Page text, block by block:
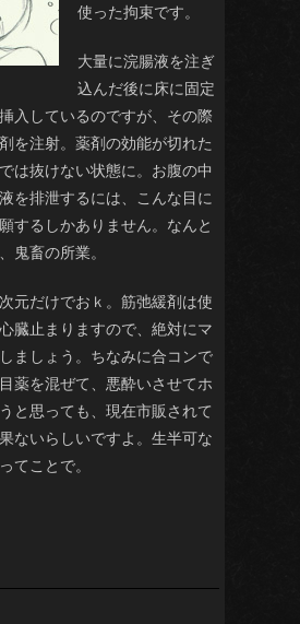
使った拘束です。
大量に浣腸液を注ぎ
込んだ後に床に固定
入しているのですが、その際
を注射。薬剤の効能が切れた
は抜けない状態に。お腹の中
を排泄するには、こんな目に
するしかありません。なんと
鬼畜の所業。
元だけでおｋ。筋弛緩剤は使
臓止まりますので、絶対にマ
ましょう。ちなみに合コンで
薬を混ぜて、悪酔いさせてホ
と思っても、現在市販されて
ないらしいですよ。生半可な
てことで。